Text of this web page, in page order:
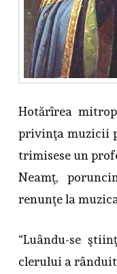
Hotărîrea
privinţa muzicii
trimisese un
Neamţ,
renunţe la
“Luându-se
clerului a